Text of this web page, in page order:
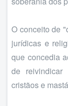
O conceito de
jurídicas e
que concedia
de
cristãos e